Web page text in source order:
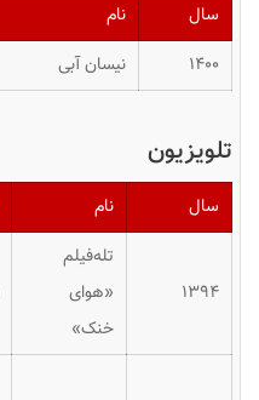
سال نام
١۴٠٠
نیسان آبی
تلویزیون
سال نام
۱۳۹۴
تله‌فیلم
«هوای
خنک»